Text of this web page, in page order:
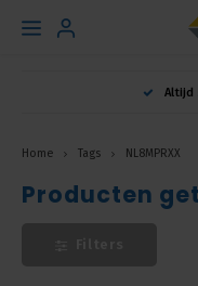
Nederlands
Altijd
Home Tags NL8MPRXX
Producten